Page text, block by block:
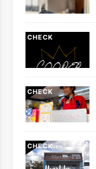
CHECK
CHECK
CHECK